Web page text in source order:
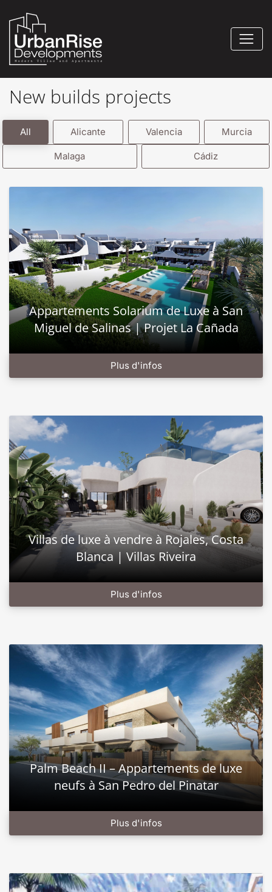
New builds projects
All Alicante Valencia Murcia
Malaga Cádiz
Appartements Solarium de Luxe à San
Miguel de Salinas | Projet La Cañada
Plus d'infos
Villas de luxe à vendre à Rojales, Costa
Blanca | Villas Riveira
Plus d'infos
Palm Beach II – Appartements de luxe
neufs à San Pedro del Pinatar
Plus d'infos